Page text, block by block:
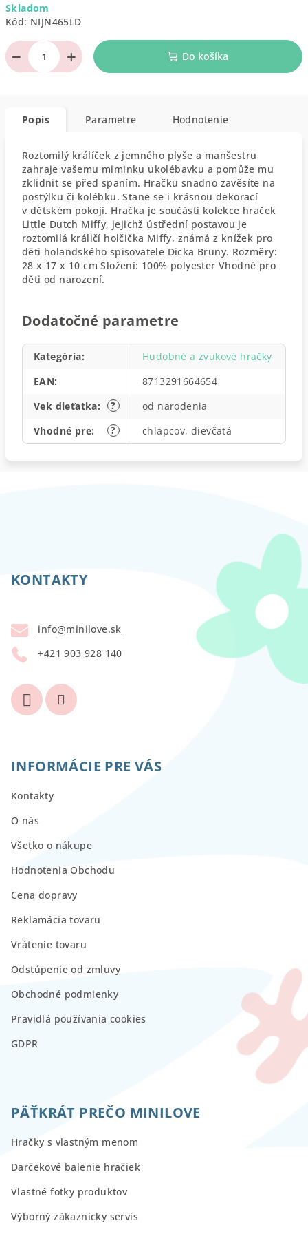
cena:
Skladom
Kód: NIJN465LD
+
− Do košíka
Popis Parametre Hodnotenie
Roztomilý králíček z jemného plyše a manšestru
zahraje vašemu miminku ukolébavku a pomůže mu
zklidnit se před spaním. Hračku snadno zavěsíte na
postýlku či kolébku. Stane se i krásnou dekorací
v dětském pokoji. Hračka je součástí kolekce hraček
Little Dutch Miffy, jejichž ústřední postavou je
roztomilá králičí holčička Miffy, známá z knížek pro
děti holandského spisovatele Dicka Bruny. Rozměry:
28 x 17 x 10 cm Složení: 100% polyester Vhodné pro
děti od narození.
Dodatočné parametre
Kategória:
Hudobné a zvukové hračky
EAN:
8713291664654
?
Vek dieťatka:
od narodenia
?
Vhodné pre: chlapcov, dievčatá
KONTAKTY
info@minilove.sk
+421 903 928 140
INFORMÁCIE PRE VÁS
Kontakty
O nás
Všetko o nákupe
Hodnotenia Obchodu
Cena dopravy
Reklamácia tovaru
Vrátenie tovaru
Odstúpenie od zmluvy
Obchodné podmienky
Pravidlá používania cookies
GDPR
PÄŤKRÁT PREČO MINILOVE
Hračky s vlastným menom
Darčekové balenie hračiek
Vlastné fotky produktov
Výborný zákaznícky servis